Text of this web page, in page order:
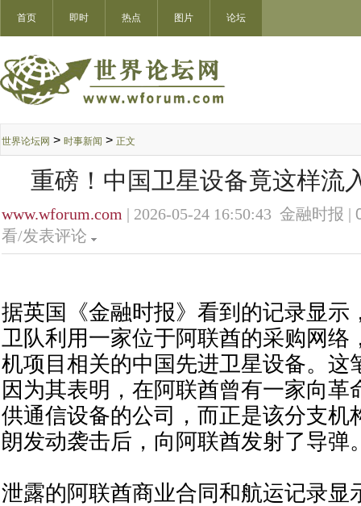
首页 即时 热点 图片 论坛
世界论坛网 > 时事新闻 > 正文
重磅！中国卫星设备竟这样流
www.wforum.com | 2026-05-24 16:50:43 金融时报 |
看/发表评论
据英国《金融时报》看到的记录显示
卫队利用一家位于阿联酋的采购网络
机项目相关的中国先进卫星设备。这
因为其表明，在阿联酋曾有一家向革
供通信设备的公司，而正是该分支机
朗发动袭击后，向阿联酋发射了导弹
泄露的阿联酋商业合同和航运记录显